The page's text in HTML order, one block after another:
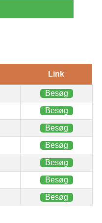
Link
Besøg
Besøg
Besøg
Besøg
Besøg
Besøg
Besøg